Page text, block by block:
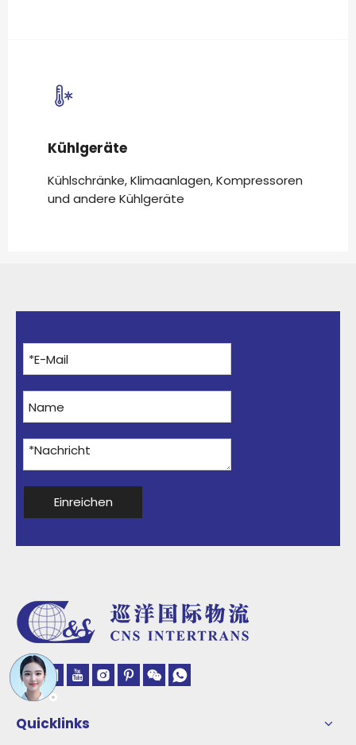
Kühlgeräte
Kühlschränke, Klimaanlagen, Kompressoren
und andere Kühlgeräte
Einreichen
Quicklinks